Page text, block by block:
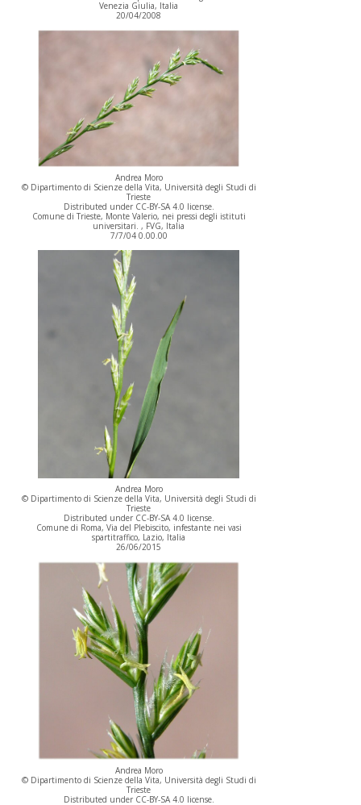
Venezia Giulia, Italia
20/04/2008
Andrea Moro
© Dipartimento di Scienze della Vita, Università degli Studi di
Trieste
Distributed under CC-BY-SA 4.0 license.
Comune di Trieste, Monte Valerio, nei pressi degli istituti
universitari. , FVG, Italia
7/7/04 0.00.00
Andrea Moro
© Dipartimento di Scienze della Vita, Università degli Studi di
Trieste
Distributed under CC-BY-SA 4.0 license.
Comune di Roma, Via del Plebiscito, infestante nei vasi
spartitraffico, Lazio, Italia
26/06/2015
Andrea Moro
© Dipartimento di Scienze della Vita, Università degli Studi di
Trieste
Distributed under CC-BY-SA 4.0 license.